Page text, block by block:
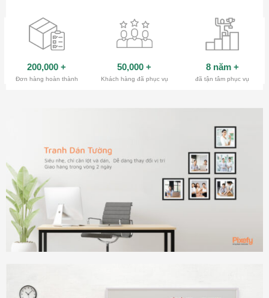
200,000 +
Đơn hàng hoàn thành
50,000 +
Khách hàng đã phục vụ
8 năm +
đã tận tâm phục vụ